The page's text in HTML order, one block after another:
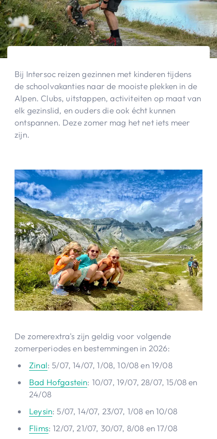
Bij Intersoc reizen gezinnen met kinderen tijdens
de schoolvakanties naar de mooiste plekken in de
Alpen. Clubs, uitstappen, activiteiten op maat van
elk gezinslid, en ouders die ook écht kunnen
ontspannen. Deze zomer mag het net iets meer
zijn.
De zomerextra's zijn geldig voor volgende
zomerperiodes en bestemmingen in 2026:
Zinal: 5/07, 14/07, 1/08, 10/08 en 19/08
Bad Hofgastein: 10/07, 19/07, 28/07, 15/08 en
24/08
Leysin: 5/07, 14/07, 23/07, 1/08 en 10/08
Flims: 12/07, 21/07, 30/07, 8/08 en 17/08